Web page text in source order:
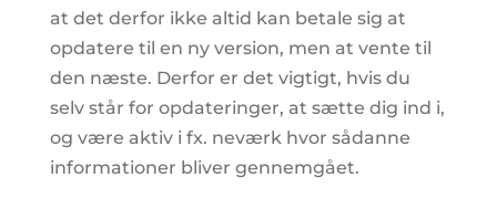
at det derfor ikke altid kan betale sig at
opdatere til en ny version, men at vente til
den næste. Derfor er det vigtigt, hvis du
selv står for opdateringer, at sætte dig ind i,
og være aktiv i fx. neværk hvor sådanne
informationer bliver gennemgået.